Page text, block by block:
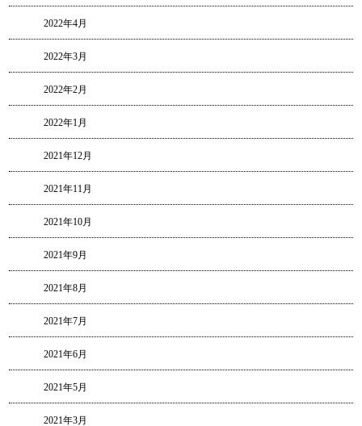
2022年4月
2022年3月
2022年2月
2022年1月
2021年12月
2021年11月
2021年10月
2021年9月
2021年8月
2021年7月
2021年6月
2021年5月
2021年3月